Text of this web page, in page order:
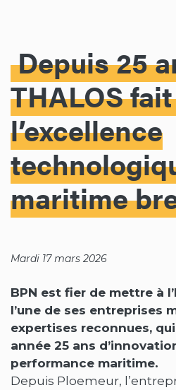
Depuis 25
THALOS
l’excellence
maritime
Mardi 17 mars 2026
BPN est fier de mettre à
l’une de ses entreprises
expertises reconnues,
année 25 ans
performance maritime.
Depuis Ploemeur,